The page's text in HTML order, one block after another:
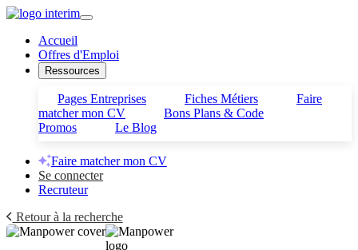
Accueil
Offres d'Emploi
Ressources
Pages Entreprises Fiches Métiers
Faire
matcher mon CV
Bons Plans & Code
Promos
Le Blog
Faire matcher mon CV
Se connecter
Recruteur
Retour à la recherche